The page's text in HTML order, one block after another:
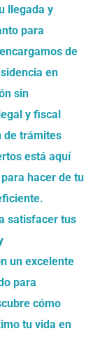
llegada y
para
de
en
sin
y fiscal
de trámites
está aquí
hacer de tu
satisfacer tus
un excelente
para
cómo
tu vida en